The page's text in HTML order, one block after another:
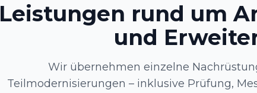
Leistungen rund um
und
Wir übernehmen einzelne
Teilmodernisierungen – inklusive Prüfung,